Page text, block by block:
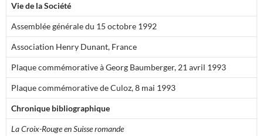
Vie de la Société
Assemblée générale du 15 octobre 1992
Association Henry Dunant, France
Plaque commémorative à Georg Baumberger, 21 avril 1993
Plaque commémorative de Culoz, 8 mai 1993
Chronique bibliographique
La Croix-Rouge en Suisse romande